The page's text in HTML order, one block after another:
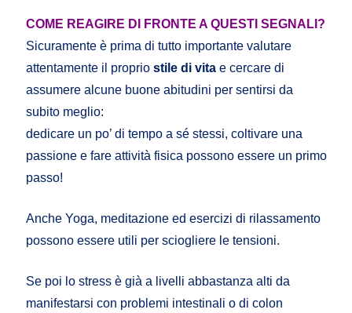
COME REAGIRE DI FRONTE A QUESTI SEGNALI?
Sicuramente è prima di tutto importante valutare
attentamente il proprio stile di vitae cercare di
assumere alcune buone abitudini per sentirsi da
subito meglio:
dedicare un po’ di tempo a sé stessi, coltivare una
passione e fare attività fisica possono essere un primo
passo!
Anche Yoga, meditazione ed esercizi di rilassamento
possono essere utili per sciogliere le tensioni.
Se poi lo stress è già a livelli abbastanza alti da
manifestarsi con problemi intestinali o di colon